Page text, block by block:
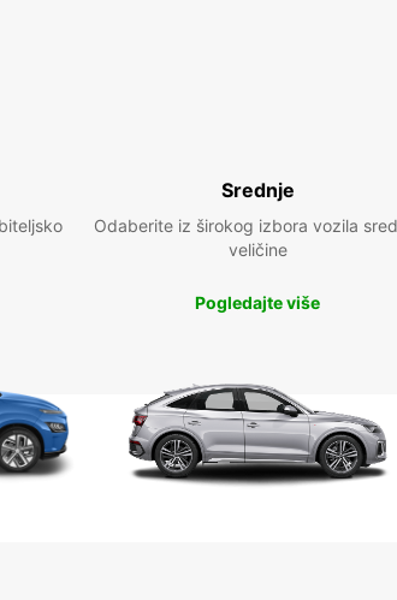
Srednje
Odaberite iz širokog izbora vozila
veličine
Pogledajte više